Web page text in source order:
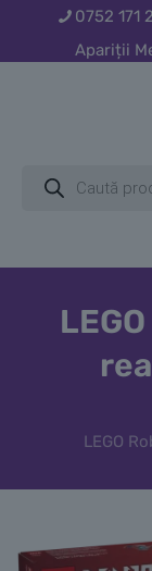
0752 171
Apariții
search
LEGO